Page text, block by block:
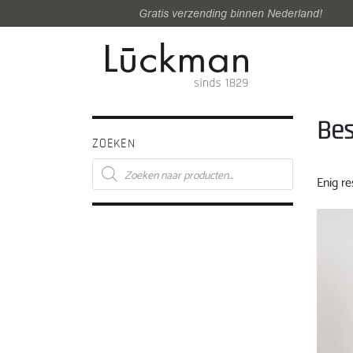
Gratis verzending binnen Nederland!
ZOEKEN
Producten
zoeken Enig